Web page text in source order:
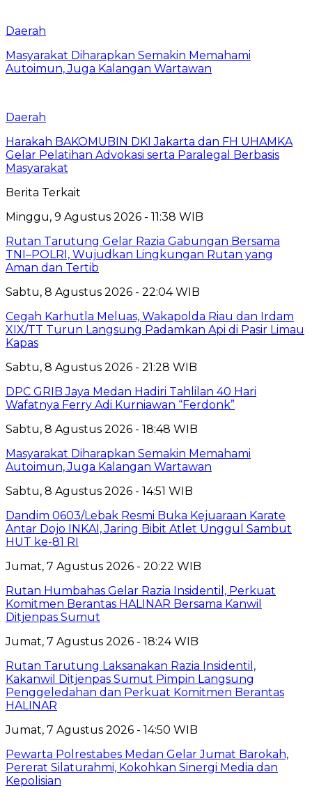
Daerah
Masyarakat Diharapkan Semakin Memahami
Autoimun, Juga Kalangan Wartawan
Daerah
Harakah BAKOMUBIN DKI Jakarta dan FH UHAMKA
Gelar Pelatihan Advokasi serta Paralegal Berbasis
Masyarakat
Berita Terkait
Minggu, 9 Agustus 2026 - 11:38 WIB
Rutan Tarutung Gelar Razia Gabungan Bersama
TNI–POLRI, Wujudkan Lingkungan Rutan yang
Aman dan Tertib
Sabtu, 8 Agustus 2026 - 22:04 WIB
Cegah Karhutla Meluas, Wakapolda Riau dan Irdam
XIX/TT Turun Langsung Padamkan Api di Pasir Limau
Kapas
Sabtu, 8 Agustus 2026 - 21:28 WIB
DPC GRIB Jaya Medan Hadiri Tahlilan 40 Hari
Wafatnya Ferry Adi Kurniawan “Ferdonk”
Sabtu, 8 Agustus 2026 - 18:48 WIB
Masyarakat Diharapkan Semakin Memahami
Autoimun, Juga Kalangan Wartawan
Sabtu, 8 Agustus 2026 - 14:51 WIB
Dandim 0603/Lebak Resmi Buka Kejuaraan Karate
Antar Dojo INKAI, Jaring Bibit Atlet Unggul Sambut
HUT ke-81 RI
Jumat, 7 Agustus 2026 - 20:22 WIB
Rutan Humbahas Gelar Razia Insidentil, Perkuat
Komitmen Berantas HALINAR Bersama Kanwil
Ditjenpas Sumut
Jumat, 7 Agustus 2026 - 18:24 WIB
Rutan Tarutung Laksanakan Razia Insidentil,
Kakanwil Ditjenpas Sumut Pimpin Langsung
Penggeledahan dan Perkuat Komitmen Berantas
HALINAR
Jumat, 7 Agustus 2026 - 14:50 WIB
Pewarta Polrestabes Medan Gelar Jumat Barokah,
Pererat Silaturahmi, Kokohkan Sinergi Media dan
Kepolisian